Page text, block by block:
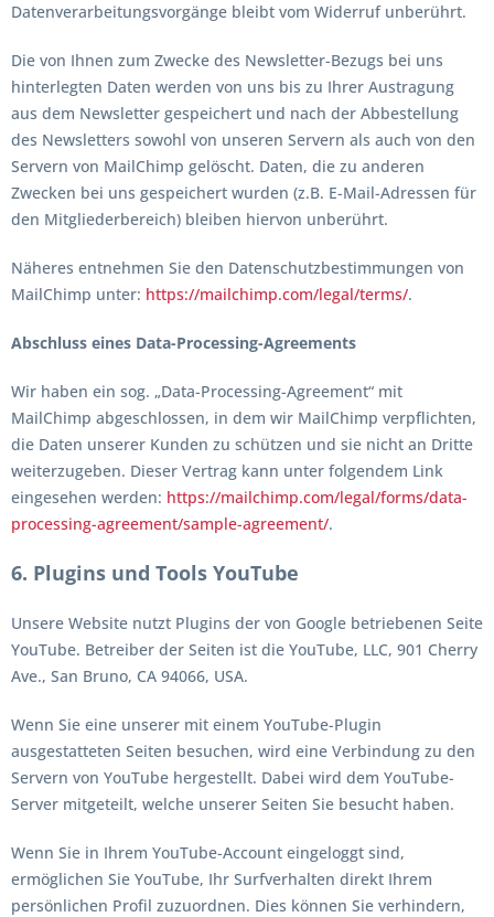
Datenverarbeitungsvorgänge bleibt vom Widerruf unberührt.
Die von Ihnen zum Zwecke des Newsletter-Bezugs bei uns
hinterlegten Daten werden von uns bis zu Ihrer Austragung
aus dem Newsletter gespeichert und nach der Abbestellung
des Newsletters sowohl von unseren Servern als auch von den
Servern von MailChimp gelöscht. Daten, die zu anderen
Zwecken bei uns gespeichert wurden (z.B. E-Mail-Adressen für
den Mitgliederbereich) bleiben hiervon unberührt.
Näheres entnehmen Sie den Datenschutzbestimmungen von
MailChimp unter: https://mailchimp.com/legal/terms/.
Abschluss eines Data-Processing-Agreements
Wir haben ein sog. „Data-Processing-Agreement“ mit
MailChimp abgeschlossen, in dem wir MailChimp verpflichten,
die Daten unserer Kunden zu schützen und sie nicht an Dritte
weiterzugeben. Dieser Vertrag kann unter folgendem Link
eingesehen werden: https://mailchimp.com/legal/forms/data-
processing-agreement/sample-agreement/.
6. Plugins und Tools YouTube
Unsere Website nutzt Plugins der von Google betriebenen Seite
YouTube. Betreiber der Seiten ist die YouTube, LLC, 901 Cherry
Ave., San Bruno, CA 94066, USA.
Wenn Sie eine unserer mit einem YouTube-Plugin
ausgestatteten Seiten besuchen, wird eine Verbindung zu den
Servern von YouTube hergestellt. Dabei wird dem YouTube-
Server mitgeteilt, welche unserer Seiten Sie besucht haben.
Wenn Sie in Ihrem YouTube-Account eingeloggt sind,
ermöglichen Sie YouTube, Ihr Surfverhalten direkt Ihrem
persönlichen Profil zuzuordnen. Dies können Sie verhindern,